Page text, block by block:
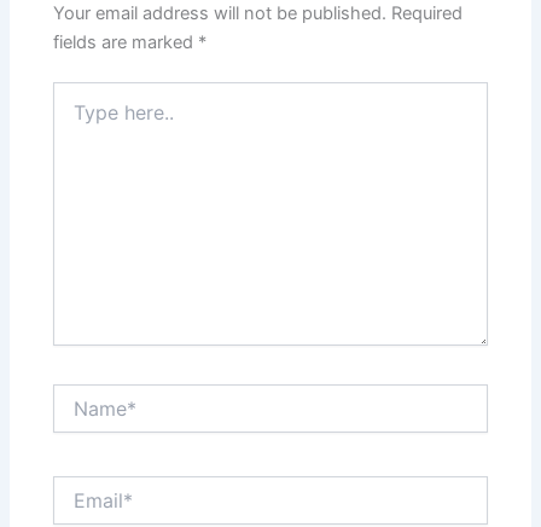
Your email address will not be published. Required
fields are marked *
here..